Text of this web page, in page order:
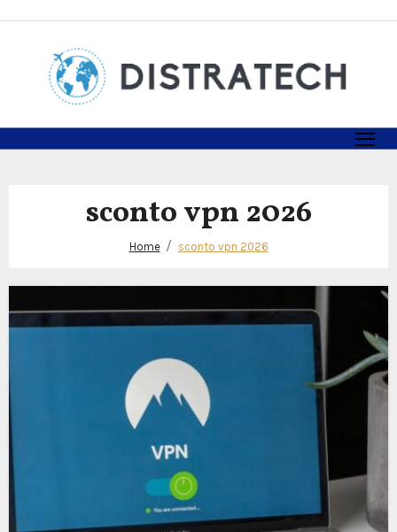
sconto vpn 2026
Home sconto vpn 2026